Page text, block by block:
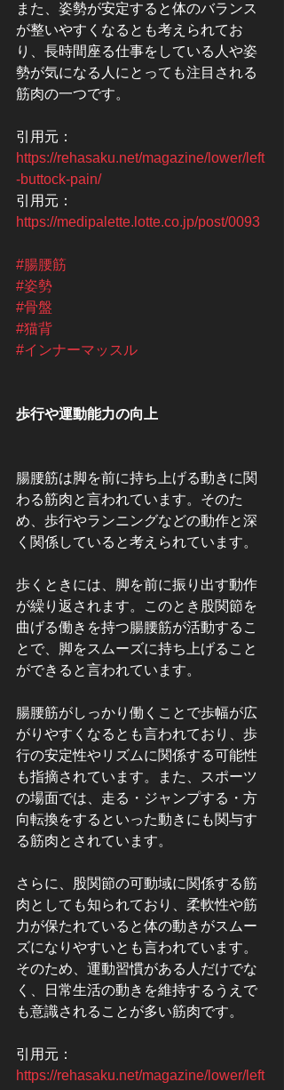
また、姿勢が安定すると体のバランス
が整いやすくなるとも考えられてお
り、長時間座る仕事をしている人や姿
勢が気になる人にとっても注目される
筋肉の一つです。
引用元：
https://rehasaku.net/magazine/lower/left
-buttock-pain/
引用元：
https://medipalette.lotte.co.jp/post/0093
#腸腰筋
#姿勢
#骨盤
#猫背
#インナーマッスル
歩行や運動能力の向上
腸腰筋は脚を前に持ち上げる動きに関
わる筋肉と言われています。そのた
め、歩行やランニングなどの動作と深
く関係していると考えられています。
歩くときには、脚を前に振り出す動作
が繰り返されます。このとき股関節を
曲げる働きを持つ腸腰筋が活動するこ
とで、脚をスムーズに持ち上げること
ができると言われています。
腸腰筋がしっかり働くことで歩幅が広
がりやすくなるとも言われており、歩
行の安定性やリズムに関係する可能性
も指摘されています。また、スポーツ
の場面では、走る・ジャンプする・方
向転換をするといった動きにも関与す
る筋肉とされています。
さらに、股関節の可動域に関係する筋
肉としても知られており、柔軟性や筋
力が保たれていると体の動きがスムー
ズになりやすいとも言われています。
そのため、運動習慣がある人だけでな
く、日常生活の動きを維持するうえで
も意識されることが多い筋肉です。
引用元：
https://rehasaku.net/magazine/lower/left